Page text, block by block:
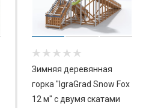
Зимняя деревянная
горка "IgraGrad Snow Fox
12 м" с двумя скатами